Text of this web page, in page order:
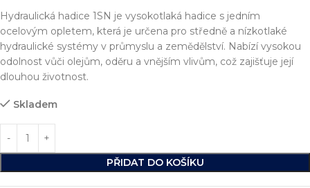
Hydraulická hadice 1SN je vysokotlaká hadice s jedním
ocelovým opletem, která je určena pro středně a nízkotlaké
hydraulické systémy v průmyslu a zemědělství. Nabízí vysokou
odolnost vůči olejům, oděru a vnějším vlivům, což zajišťuje její
dlouhou životnost.
Skladem
PŘIDAT DO KOŠÍKU